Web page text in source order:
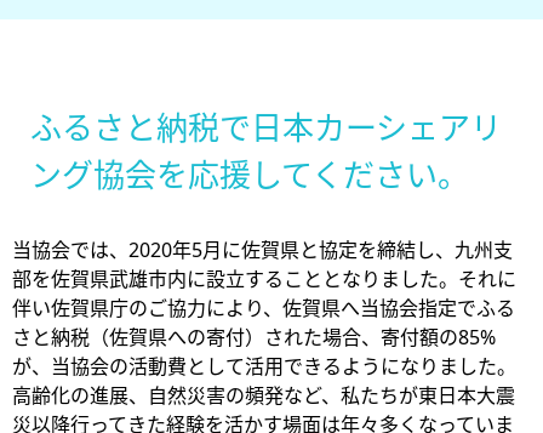
ふるさと納税で日本カーシェアリ
ング協会を応援してください。
当協会では、2020年5月に佐賀県と協定を締結し、九州支
部を佐賀県武雄市内に設立することとなりました。それに
伴い佐賀県庁のご協力により、佐賀県へ当協会指定でふる
さと納税（佐賀県への寄付）された場合、寄付額の85%
が、当協会の活動費として活用できるようになりました。
高齢化の進展、自然災害の頻発など、私たちが東日本大震
災以降行ってきた経験を活かす場面は年々多くなっていま